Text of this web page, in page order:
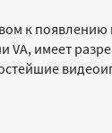
к
имеет